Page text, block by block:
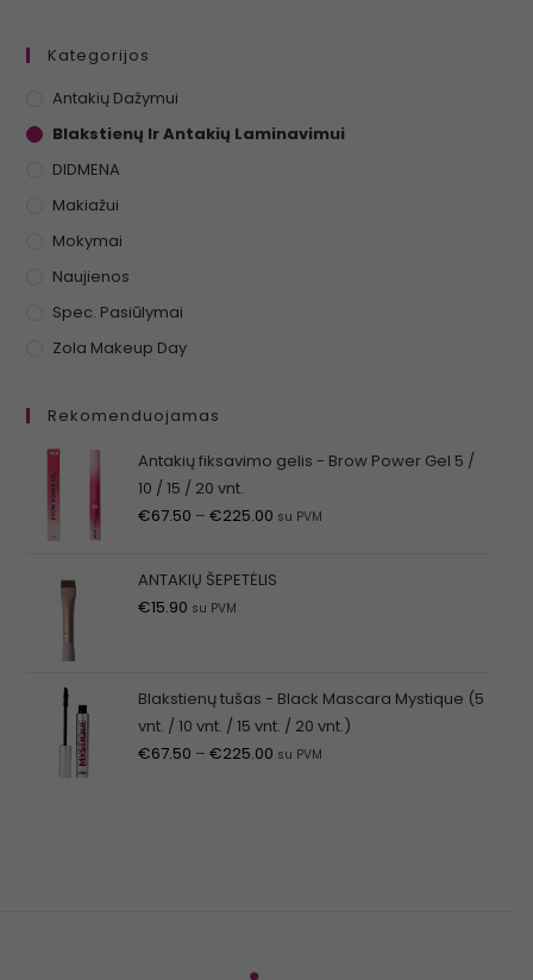
Kategorijos
Antakių Dažymui
Blakstienų Ir Antakių Laminavimui
DIDMENA
Makiažui
Mokymai
Naujienos
Spec. Pasiūlymai
Zola Makeup Day
Rekomenduojamas
Antakių fiksavimo gelis - Brow Power Gel 5 /
10 / 15 / 20 vnt.
€67.50 – €225.00 su PVM
ANTAKIŲ ŠEPETĖLIS
€15.90 su PVM
Blakstienų tušas - Black Mascara Mystique (5
vnt. / 10 vnt. / 15 vnt. / 20 vnt.)
€67.50 – €225.00 su PVM